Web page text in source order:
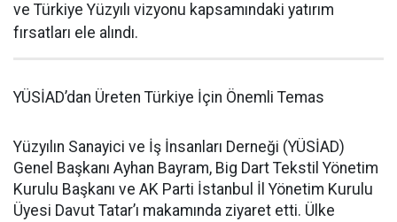
ve Türkiye Yüzyılı vizyonu kapsamındaki yatırım
fırsatları ele alındı.
YÜSİAD’dan Üreten Türkiye İçin Önemli Temas
Yüzyılın Sanayici ve İş İnsanları Derneği (YÜSİAD)
Genel Başkanı Ayhan Bayram, Big Dart Tekstil Yönetim
Kurulu Başkanı ve AK Parti İstanbul İl Yönetim Kurulu
Üyesi Davut Tatar’ı makamında ziyaret etti. Ülke